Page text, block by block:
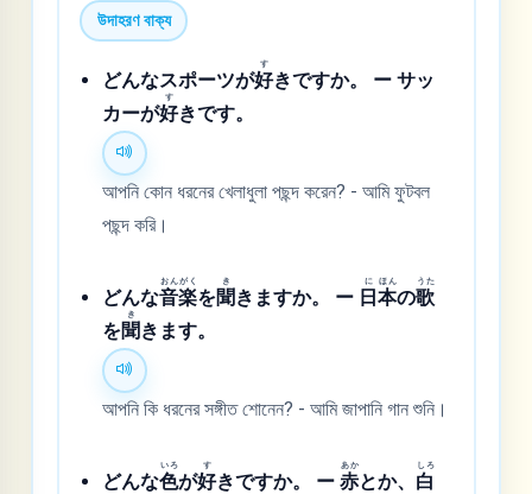
উদাহরণ বাক্য
どんなスポーツが好
す
きですか。 ー サッ
カーが好
す
きです。
আপনি কোন ধরনের খেলাধুলা পছন্দ করেন? - আমি ফুটবল
পছন্দ করি।
どんな音
おん
楽
がく
を聞
き
きますか。 ー 日
に
本
ほん
の歌
うた
を聞
き
きます。
আপনি কি ধরনের সঙ্গীত শোনেন? - আমি জাপানি গান শুনি।
どんな色
いろ
が好
す
きですか。 ー赤
あか
とか、 白
しろ